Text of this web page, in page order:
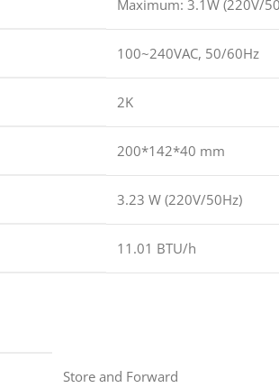
Maximum: 3.1W (220V/
100~240VAC, 50/60Hz
2K
200*142*40 mm
3.23 W (220V/50Hz)
11.01 BTU/h
Store and Forward